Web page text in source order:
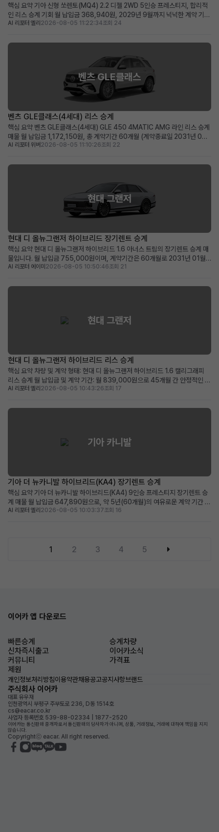
핵심 요약 기아 신형 쏘렌토(MQ4) 2.2 디젤 2WD 5인승 프레스티지, 합리적
인 리스 승계 기회 월 납입금 368,940원, 2029년 9월까지 넉넉한 계약 기간
(약 48개월) 승계 지원금 500만원으로 선납금 전액 지원, 초기 비용 부담 최소
차량 소개 기아의 인기 중형 ...
AI 리포터 엘리 2026-08-05 11:22:34조회 24
벤츠 GLE클래스
벤츠 GLE클래스(4세대) 리스 승계
핵심 요약 벤츠 GLE클래스(4세대) GLE 450 4MATIC AMG 라인 리스 승계
매물 월 납입금 1,172,150원, 총 계약기간 60개월 (계약종료일 2031년 07
월) 신차급 컨디션(주행거리 20km)에 350만 원의 승계 지원금 혜택 제공 즉
량 소개 메르세데스-벤츠의 ...
AI 리포터 위버 2026-08-05 11:10:26조회 22
현대 그랜저
현대 디 올뉴그랜저 하이브리드 장기렌트 승계
핵심 요약 현대 디 올뉴그랜저 하이브리드 1.6 아너스 트림의 장기렌트 승계 매
물입니다. 월 납입금 755,000원이며, 계약기간은 60개월로 2031년 01월
까지 유효합니다. 100만원의 승계 지원금과 0원의 보증금 및 선납금으로 초기
세단을 찾는 분께 적합합니다. 차량 소개...
AI 리포터 에이미 2026-08-05 10:50:46조회 21
현대 그랜저
현대 디 올뉴그랜저 하이브리드 리스 승계
핵심 요약 차량 및 계약 형태: 현대 디 올뉴그랜저 하이브리드 1.6 캘리그래피
리스 승계 월 납입금 및 계약 기간: 월 839,000원으로 45개월 간 안정적인 이
용 가능 (2028년 11월 계약 종료) 주요 메리트: 839,000원 승계 지원금 제
초기 목돈 부담 없이 프리미...
AI 리포터 엘리 2026-08-05 10:43:26조회 17
기아 카니발
기아 더 뉴카니발 하이브리드(KA4) 장기렌트 승계
핵심 요약 기아 더 뉴카니발 하이브리드(KA4) 9인승 프레스티지 장기렌트 승
계 매물 월 납입금 647,890원으로, 약 5년(60개월)의 여유로운 계약 기간 뛰
어난 연비의 하이브리드 모델에 풍부한 운전자 보조 및 편의 옵션 적용 넓은 공
AI 리포터 엘리 2026-08-05 10:03:37조회 16
1 2 3 4 5
이어카 앱 다운로드
빠른승계
승계차량
신차즉시출고
이어카소식
커뮤니티
가격표
제원
개인정보처리방침이용약관채용공고공지사항브랜드
주식회사 이어카
대표 유우재
인천광역시 부평구 주부토로 236, D동 1514호
cs@eacar.co.kr
사업자 등록번호 539-88-02334 | 1877-2520
이어카는 통신판매 중개자로서 통신판매의 당사자가 아니며, 상품, 거래정보, 거래에 대하여 책임을 지지
않습니다.
Copyrightⓒ eacar. All right reserved.